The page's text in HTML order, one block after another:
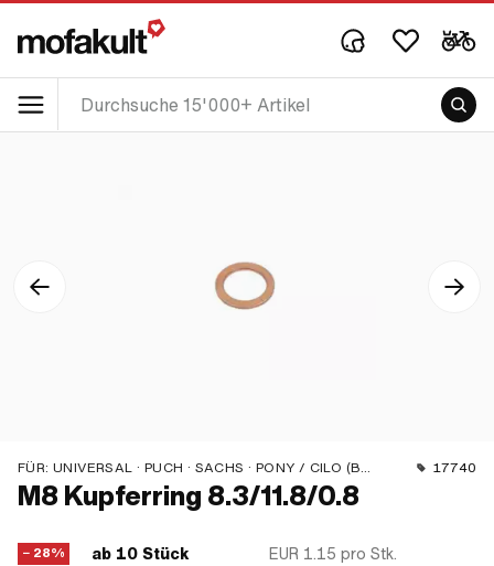
FÜR: UNIVERSAL · PUCH · SACHS · PONY / CILO (BETA 521 & 512) · PIAGGIO 17740
M8 Kupferring 8.3/11.8/0.8
− 28% ab 10 Stück EUR 1.15 pro Stk.